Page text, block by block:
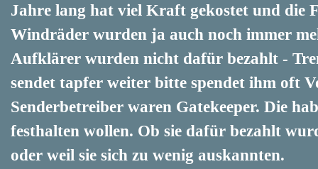
Jahre lang hat viel Kraft gekostet und die
Windräder wurden ja auch noch immer
Aufklärer wurden nicht dafür bezahlt -
sendet tapfer weiter bitte spendet ihm oft
Senderbetreiber waren Gatekeeper. Die
festhalten wollen. Ob sie dafür bezahlt
oder weil sie sich zu wenig auskannten.